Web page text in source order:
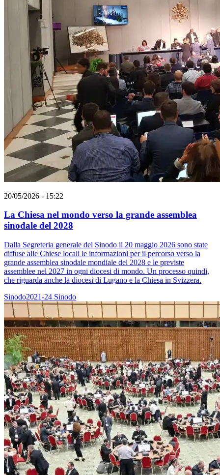
20/05/2026 - 15:22
La Chiesa nel mondo verso la grande assemblea
sinodale del 2028
Dalla Segreteria generale del Sinodo il 20 maggio 2026 sono state
diffuse alle Chiese locali le informazioni per il percorso verso la
grande assemblea sinodale mondiale del 2028 e le previste
assemblee nel 2027 in ogni diocesi di mondo. Un processo quindi,
che riguarda anche la diocesi di Lugano e la Chiesa in Svizzera.
Sinodo2021-24 Sinodo